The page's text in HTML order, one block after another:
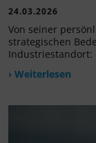
24.03.2026
Von seiner
strategischen
Industriestandort:
› Weiterlesen